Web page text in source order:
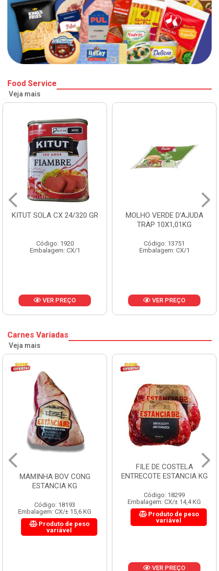
Food Service
Veja mais
GR
MOLHO VERDE D'AJUDA
Código: 13751
Embalagem: CX/1
VER PREÇO
FRUTAS
CX 10KG
Código: 1785
Embalagem:
VER
Carnes Variadas
Veja mais
MAMINHA BOV CONG
ESTANCIA KG
Código: 18193
Embalagem: CX/± 15,6 KG
Produto de peso
variável
FILE DE COSTELA
ENTRECOTE ESTANCIA KG
Código: 18299
Embalagem: CX/± 14,4 KG
Produto de peso
variável
VER PREÇO